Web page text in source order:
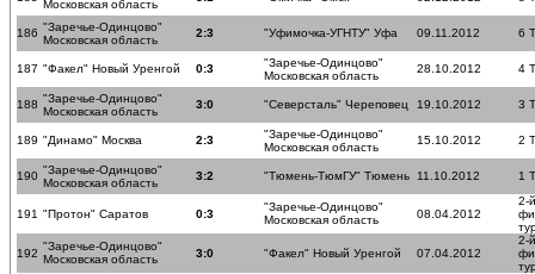
Московская область
186 "Заречье-Одинцово"
Московская область
2:3 "Уфимочка-УГНТУ" Уфа 09.11.2012 6
187 "Факел" Новый Уренгой 0:3
"Заречье-Одинцово"
Московская область
28.10.2012 4
188 "Заречье-Одинцово"
Московская область
3:0 "Северсталь" Череповец 19.10.2012 3
189 "Динамо" Москва 2:3
"Заречье-Одинцово"
Московская область
15.10.2012 2
190 "Заречье-Одинцово"
Московская область
3:2 "Тюмень-ТюмГУ" Тюмень 11.10.2012 1
191 "Протон" Саратов 0:3
"Заречье-Одинцово"
Московская область
08.04.2012
2-й
192
"Заречье-Одинцово"
Московская область
3:0 "Факел" Новый Уренгой 07.04.2012
2-й